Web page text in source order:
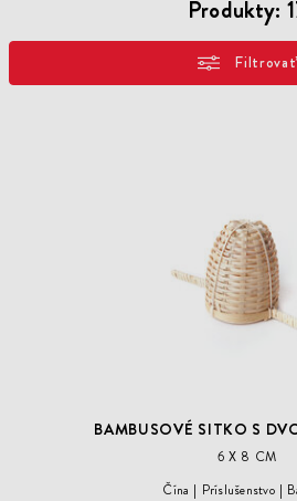
Produkty:
Filtrovať
BAMBUSOVÉ SITKO S
6 X 8 CM
Čína
Príslušenstvo